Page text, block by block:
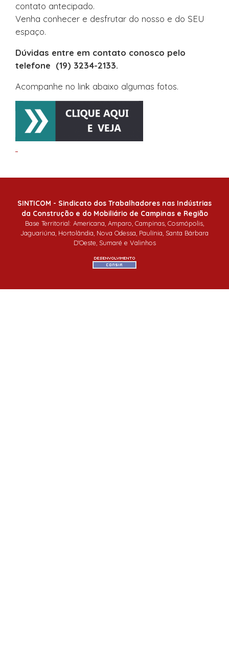
contato antecipado.
Venha conhecer e desfrutar do nosso e do SEU
espaço.
Dúvidas entre em contato conosco pelo
telefone (19) 3234-2133.
Acompanhe no link abaixo algumas fotos.
SINTICOM - Sindicato dos Trabalhadores nas Indústrias
da Construção e do Mobiliário de Campinas e Região
Base Territorial: Americana, Amparo, Campinas, Cosmópolis,
Jaguariúna, Hortolândia, Nova Odessa, Paulínia, Santa Bárbara
D'Oeste, Sumaré e Valinhos